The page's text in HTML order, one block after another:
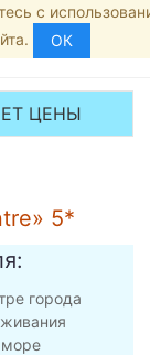
Отели
ЦЕНЫ
5*
города
море
с
ОК